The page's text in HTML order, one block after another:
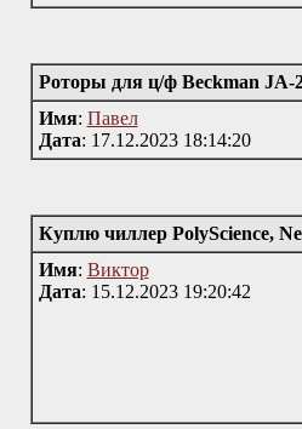
Роторы для ц/ф Beckman JA-
Имя: Павел
Дата: 17.12.2023 18:14:20
Куплю чиллер PolyScience,
Имя: Виктор
Дата: 15.12.2023 19:20:42